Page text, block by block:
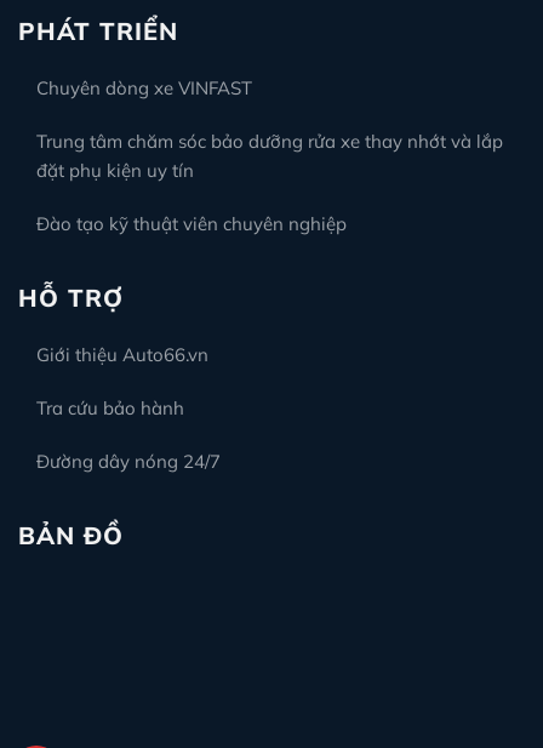
PHÁT TRIỂN
Chuyên dòng xe VINFAST
Trung tâm chăm sóc bảo dưỡng rửa xe thay nhớt và lắp
đặt phụ kiện uy tín
Đào tạo kỹ thuật viên chuyên nghiệp
HỖ TRỢ
Giới thiệu Auto66.vn
Tra cứu bảo hành
Đường dây nóng 24/7
BẢN ĐỒ